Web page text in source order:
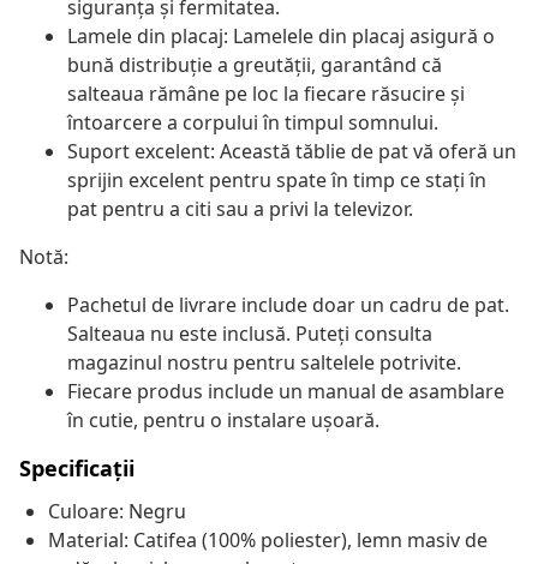
siguranța și fermitatea.
Lamele din placaj: Lamelele din placaj asigură o
bună distribuție a greutății, garantând că
salteaua rămâne pe loc la fiecare răsucire și
întoarcere a corpului în timpul somnului.
Suport excelent: Această tăblie de pat vă oferă un
sprijin excelent pentru spate în timp ce stați în
pat pentru a citi sau a privi la televizor.
Notă:
Pachetul de livrare include doar un cadru de pat.
Salteaua nu este inclusă. Puteți consulta
magazinul nostru pentru saltelele potrivite.
Fiecare produs include un manual de asamblare
în cutie, pentru o instalare ușoară.
Specificații
Culoare: Negru
Material: Catifea (100% poliester), lemn masiv de